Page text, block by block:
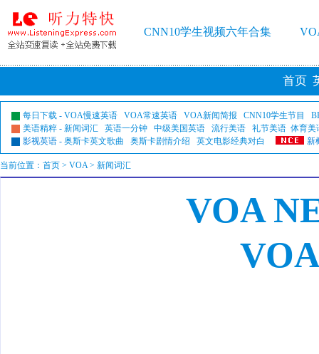
CNN10学生视频六年合集
首页
每日下载 - VOA慢速英语 VOA常速英语 VOA新闻简报 CNN10学生节目
美语精粹 - 新闻词汇 英语一分钟 中级美国英语 流行美语 礼节美语 体育美
影视英语 - 奥斯卡英文歌曲 奥斯卡剧情介绍 英文电影经典对白 新
当前位置： 首页 > VOA> 新闻词汇
VOA